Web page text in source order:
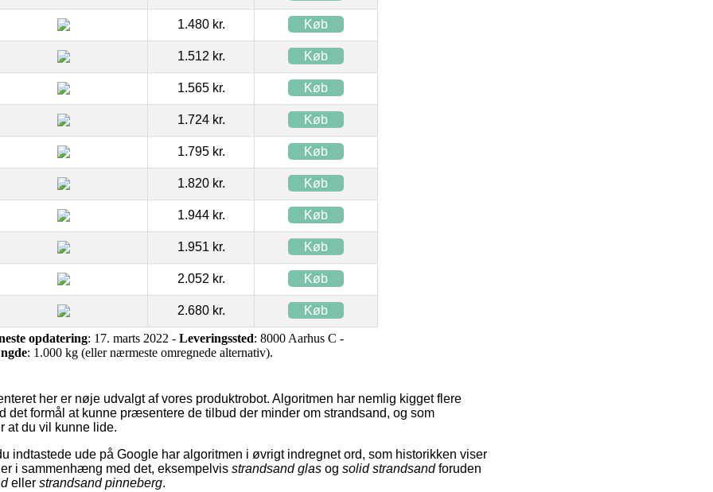
1.480 kr. Køb
1.512 kr. Køb
1.565 kr. Køb
1.724 kr. Køb
1.795 kr. Køb
1.820 kr. Køb
1.944 kr. Køb
1.951 kr. Køb
2.052 kr. Køb
2.680 kr. Køb
opdatering: 17. marts 2022 - Leveringssted: 8000 Aarhus C -
: 1.000 kg (eller nærmeste omregnede alternativ).
her er nøje udvalgt af vores produktrobot. Algoritmen har nemlig kigget flere
det formål at kunne præsentere de tilbud der minder om strandsand, og som
at du vil kunne lide.
indtastede ude på Google har algoritmen i øvrigt indregnet ord, som historikken viser
i sammenhæng med det, eksempelvis strandsand glas og solid strandsandforuden
eller strandsand pinneberg.